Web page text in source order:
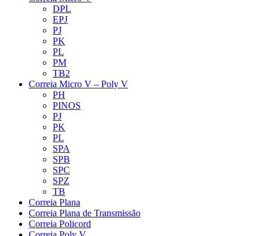
DPL
EPJ
PJ
PK
PL
PM
TB2
Correia Micro V – Poly V
PH
PINOS
PJ
PK
PL
SPA
SPB
SPC
SPZ
TB
Correia Plana
Correia Plana de Transmissão
Correia Policord